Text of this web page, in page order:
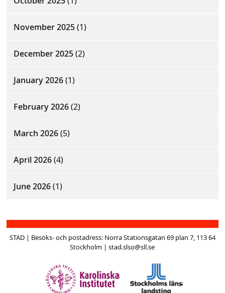
November 2025(1)
December 2025(2)
January 2026(1)
February 2026(2)
March 2026(5)
April 2026(4)
June 2026(1)
STAD | Besöks- och postadress: Norra Stationsgatan 69 plan 7, 113 64
Stockholm | stad.slso@sll.se